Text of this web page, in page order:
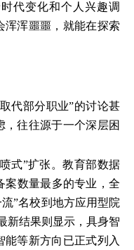
代变化和个人兴趣调
浑浑噩噩，就能在探索
代部分职业”的讨论甚
往往源于一个深层困
式”扩张。教育部数据
案数量最多的专业，全
”名校到地方应用型院
新结果则显示，具身智
等新方向已正式列入